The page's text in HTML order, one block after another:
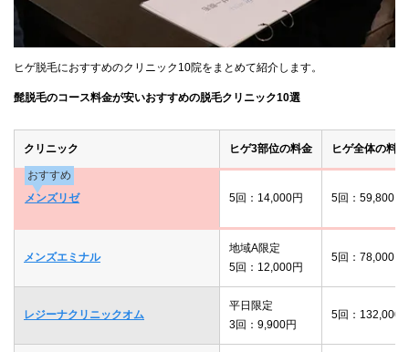
ヒゲ脱毛におすすめのクリニック10院をまとめて紹介します。
髭脱毛のコース料金が安いおすすめの脱毛クリニック10選
クリニック ヒゲ3部位の料金 ヒゲ全体の料金
おすすめ
メンズリゼ
5回：14,000円 5回：59,800円
メンズエミナル
地域A限定
5回：12,000円
5回：78,000円
レジーナクリニックオム
平日限定
3回：9,900円
5回：132,000